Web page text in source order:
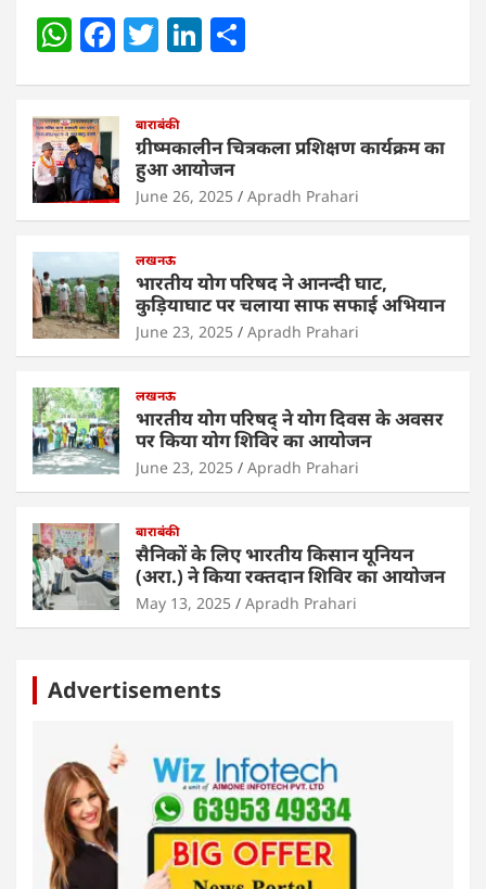
W
at
s
A
p
p
F
c
e
b
o
o
k
T
er
Li
e
dI
n
e
बाराबंकी
ग्रीष्मकालीन चित्रकला प्रशिक्षण कार्यक्रम का
हुआ आयोजन
June 26, 2025 Apradh Prahari
लखनऊ
भारतीय योग परिषद ने आनन्दी घाट,
कुड़ियाघाट पर चलाया साफ सफाई अभियान
June 23, 2025 Apradh Prahari
लखनऊ
भारतीय योग परिषद् ने योग दिवस के अवसर
पर किया योग शिविर का आयोजन
June 23, 2025 Apradh Prahari
बाराबंकी
सैनिकों के लिए भारतीय किसान यूनियन
(अरा.) ने किया रक्तदान शिविर का आयोजन
May 13, 2025 Apradh Prahari
Advertisements